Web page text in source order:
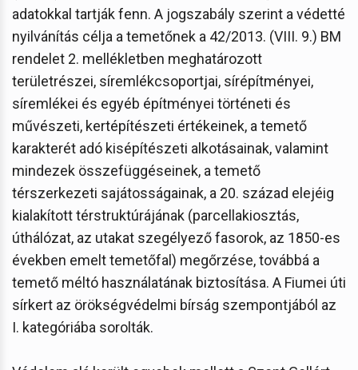
adatokkal tartják fenn. A jogszabály szerint a védetté
nyilvánítás célja a temetőnek a 42/2013. (VIII. 9.) BM
rendelet 2. mellékletben meghatározott
területrészei, síremlékcsoportjai, sírépítményei,
síremlékei és egyéb építményei történeti és
művészeti, kertépítészeti értékeinek, a temető
karakterét adó kisépítészeti alkotásainak, valamint
mindezek összefüggéseinek, a temető
térszerkezeti sajátosságainak, a 20. század elejéig
kialakított térstruktúrájának (parcellakiosztás,
úthálózat, az utakat szegélyező fasorok, az 1850-es
években emelt temetőfal) megőrzése, továbbá a
temető méltó használatának biztosítása. A Fiumei úti
sírkert az örökségvédelmi bírság szempontjából az
I. kategóriába sorolták.